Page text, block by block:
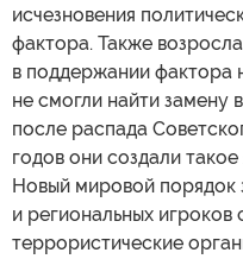
исчезновения
фактора. Также
в поддержании фактора
не смогли найти замену
после распада
годов они создали
Новый мировой порядок
и региональных игроков
террористические